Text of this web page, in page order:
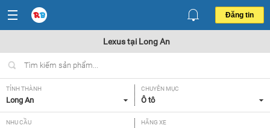
Đăng tin
Lexus tại Long An
TỈNH THÀNH
Long An
CHUYÊN MỤC
Ô tô
NHU CẦU HÃNG XE